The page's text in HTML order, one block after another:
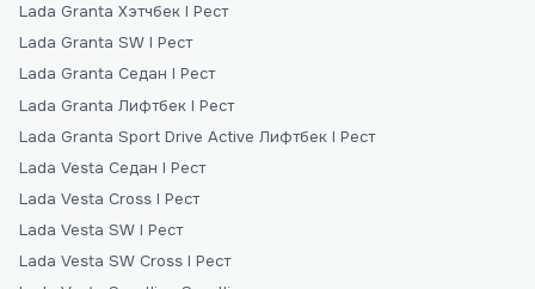
Lada Granta Хэтчбек I Рест
Lada Granta SW I Рест
Lada Granta Седан I Рест
Lada Granta Лифтбек I Рест
Lada Granta Sport Drive Active Лифтбек I Рест
Lada Vesta Седан I Рест
Lada Vesta Cross I Рест
Lada Vesta SW I Рест
Lada Vesta SW Cross I Рест